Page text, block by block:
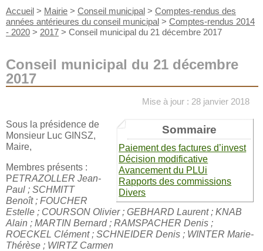
Accueil > Mairie > Conseil municipal > Comptes-rendus des
années antérieures du conseil municipal > Comptes-rendus 2014
- 2020 > 2017 > Conseil municipal du 21 décembre 2017
Conseil municipal du 21 décembre
2017
Mise à jour : 28 janvier 2018
Sommaire
Paiement des factures d’invest
Décision modificative
Avancement du PLUi
Rapports des commissions
Divers
Sous la présidence de
Monsieur Luc GINSZ,
Maire,
Membres présents :
PETRAZOLLER Jean-
Paul ; SCHMITT
Benoît ; FOUCHER
Estelle ; COURSON Olivier ; GEBHARD Laurent ; KNAB
Alain ; MARTIN Bernard ; RAMSPACHER Denis ;
ROECKEL Clément ; SCHNEIDER Denis ; WINTER Marie-
Thérèse ; WIRTZ Carmen